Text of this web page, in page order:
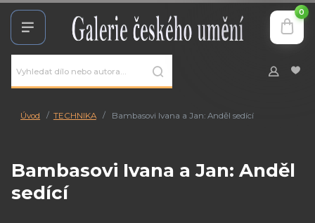
0
Úvod TECHNIKA Bambasovi Ivana a Jan: Anděl sedící
Bambasovi Ivana a Jan: Anděl
sedící